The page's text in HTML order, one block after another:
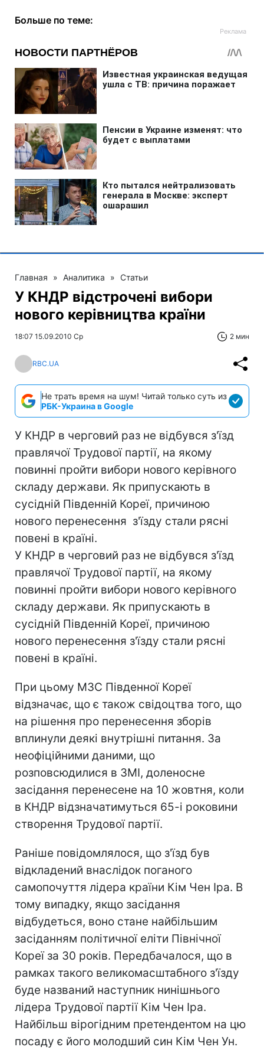
Больше по теме:
Главная » Аналитика » Статьи
У КНДР відстрочені вибори
нового керівництва країни
18:07 15.09.2010 Ср 2 мин
RBC.UA
Не трать время на шум! Читай только суть из
РБК-Украина в Google
У КНДР в черговий раз не відбувся з'їзд
правлячої Трудової партії, на якому
повинні пройти вибори нового керівного
складу держави. Як припускають в
сусідній Південній Кореї, причиною
нового перенесення з'їзду стали рясні
повені в країні.
У КНДР в черговий раз не відбувся з'їзд
правлячої Трудової партії, на якому
повинні пройти вибори нового керівного
складу держави. Як припускають в
сусідній Південній Кореї, причиною
нового перенесення з'їзду стали рясні
повені в країні.
При цьому МЗС Південної Кореї
відзначає, що є також свідоцтва того, що
на рішення про перенесення зборів
вплинули деякі внутрішні питання. За
неофіційними даними, що
розповсюдилися в ЗМІ, доленосне
засідання перенесене на 10 жовтня, коли
в КНДР відзначатимуться 65-і роковини
створення Трудової партії.
Раніше повідомлялося, що з'їзд був
відкладений внаслідок поганого
самопочуття лідера країни Кім Чен Іра. В
тому випадку, якщо засідання
відбудеться, воно стане найбільшим
засіданням політичної еліти Північної
Кореї за 30 років. Передбачалося, що в
рамках такого великомасштабного з'їзду
буде названий наступник нинішнього
лідера Трудової партії Кім Чен Іра.
Найбільш вірогідним претендентом на цю
посаду є його молодший син Кім Чен Ун.